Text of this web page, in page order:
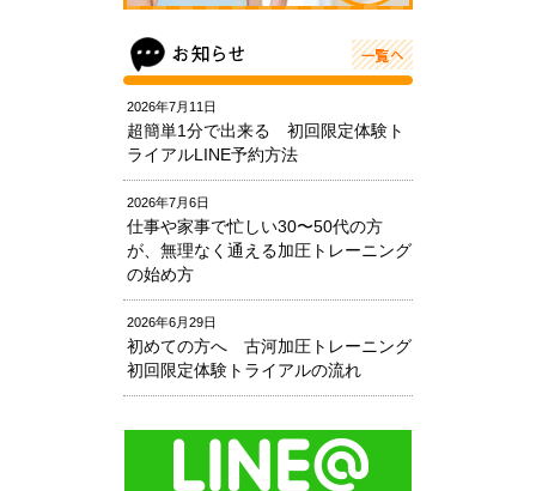
2026年7月11日
超簡単1分で出来る 初回限定体験ト
ライアルLINE予約方法
2026年7月6日
仕事や家事で忙しい30〜50代の方
が、無理なく通える加圧トレーニング
の始め方
2026年6月29日
初めての方へ 古河加圧トレーニング
初回限定体験トライアルの流れ